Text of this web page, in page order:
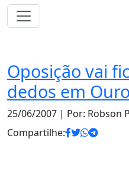
Oposição vai
dedos em
25/06/2007 | Por: Robson
Compartilhe: